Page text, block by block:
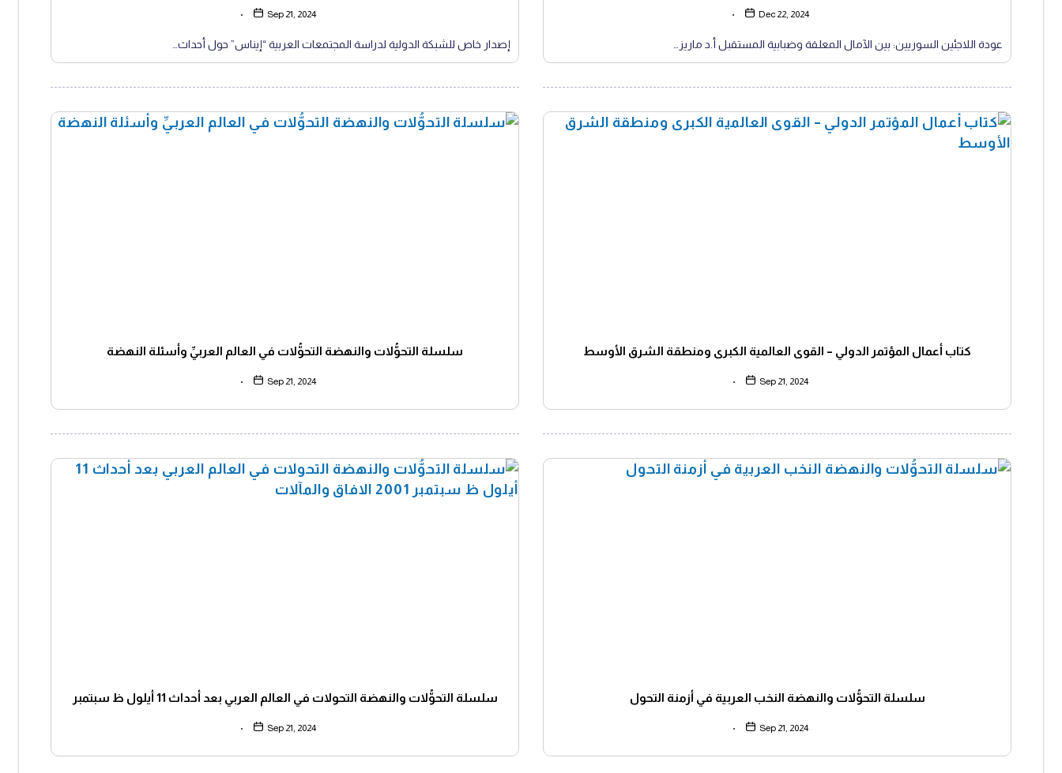
Dec 22, 2024
عودة اللاجئين السوريين: بين الآمال المعلقة وضبابية المستقبل أ.د ماريز…
Sep 21, 2024
إصدار خاص للشبكة الدولية لدراسة المجتمعات العربية “إيناس” حول أحداث…
كتاب أعمال المؤتمر الدولي – القوى العالمية الكبرى ومنطقة الشرق الأوسط
Sep 21, 2024
سلسلة التحوُّلات والنهضة التحوُّلات في العالم العربيِّ وأسئلة النهضة
Sep 21, 2024
سلسلة التحوُّلات والنهضة النخب العربية في أزمنة التحول
Sep 21, 2024
سلسلة التحوُّلات والنهضة التحولات في العالم العربي بعد أحداث 11 أيلول ظ سبتمبر
Sep 21, 2024